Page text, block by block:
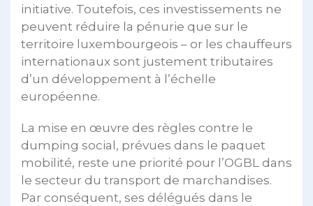
initiative. Toutefois, ces investissements ne
peuvent réduire la pénurie que sur le
territoire luxembourgeois – or les chauffeurs
internationaux sont justement tributaires
d’un développement à l’échelle
européenne.
La mise en œuvre des règles contre le
dumping social, prévues dans le paquet
mobilité, reste une priorité pour l’OGBL dans
le secteur du transport de marchandises.
Par conséquent, ses délégués dans le